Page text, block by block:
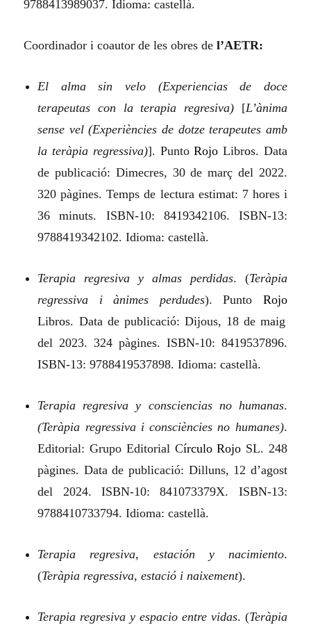
9788413989037. Idioma: castellà.
Coordinador i coautor de les obres del’AETR:
El alma sin velo (Experiencias de doce
terapeutas con la terapia regresiva)[L’ànima
sense vel (Experiències de dotze terapeutes amb
la teràpia regressiva)]. PuntoRojo Libros. Data
de publicació: Dimecres, 30 de març del 2022.
320 pàgines. Temps de lectura estimat: 7 hores i
36 minuts. ISBN‑10: 8419342106. ISBN‑13:
9788419342102. Idioma: castellà.
Terapia regresiva y almas perdidas. (Teràpia
regressiva i ànimes perdudes). Punto Rojo
Libros. Data de publicació: Dijous, 18 de maig
del 2023. 324 pàgines. ISBN‑10: 8419537896.
ISBN‑13: 9788419537898. Idioma: castellà.
Terapia regresiva y consciencias no humanas.
(Teràpia regressiva i consciències no humanes).
Editorial: Grupo Editorial Círculo RojoSL. 248
pàgines. Data de publicació: Dilluns, 12 d’agost
del 2024. ISBN‑10: 841073379X. ISBN‑13:
9788410733794. Idioma: castellà.
Terapia regresiva, estación y nacimiento.
(Teràpia regressiva, estació i naixement).
Terapia regresiva y espacio entre vidas. (Teràpia